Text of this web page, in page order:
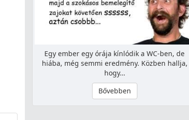
Egy ember egy órája kínlódik a WC-ben, de
hiába, még semmi eredmény. Közben hallja,
hogy…
Bővebben